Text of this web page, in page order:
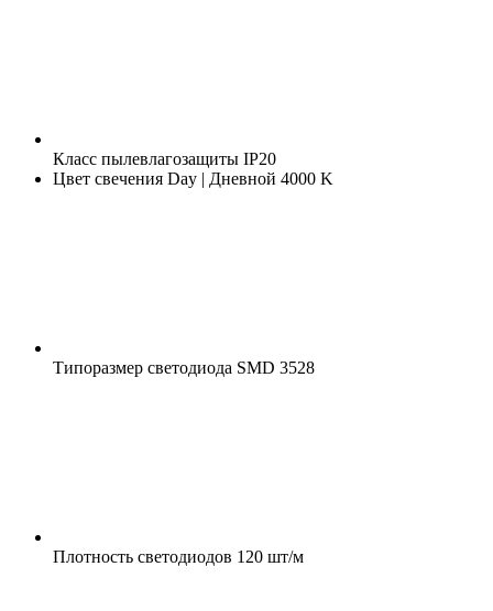
Класс пылевлагозащиты IP20
Цвет свечения Day | Дневной 4000 K
Типоразмер светодиода SMD 3528
Плотность светодиодов 120 шт/м